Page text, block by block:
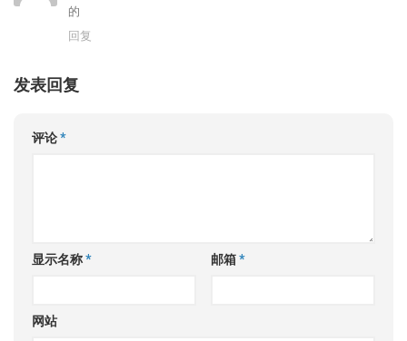
的
回复
发表回复
评论*
显示名称* 邮箱*
网站